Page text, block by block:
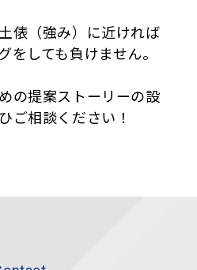
俵（強み）に近ければ
をしても負けません。
の提案ストーリーの設
ご相談ください！